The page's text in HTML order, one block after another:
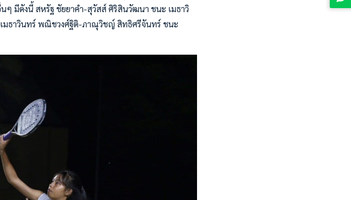
มีดังนี้ สหรัฐ ชัยยาคำ-สุวัสส์ ศิริสินวัฒนา ชนะ เมธาวิ
ธาวินทร์ พณิชวงศ์ฐิติ-ภาณุวิชญ์ สิทธิศรีจันทร์ ชนะ